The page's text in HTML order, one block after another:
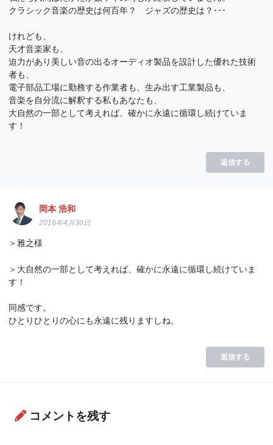
クラシック音楽の歴史は何百年？ ジャズの歴史は？･･･
けれども、
天才音楽家も、
迫力があり美しい音の出るオーディオ製品を設計した優れた技術
者も、
電子部品工場に勤務する作業者も、生み出す工業製品も、
音楽を自分流に解釈する私もあなたも、
大自然の一部として考えれば、確かに永遠に循環し続けていま
す！
返信する
岡本 浩和
2016年4月30日
＞雅之様
＞大自然の一部として考えれば、確かに永遠に循環し続けていま
す！
同感です。
ひとりひとりの心にも永遠に残りますしね。
返信する
コメントを残す